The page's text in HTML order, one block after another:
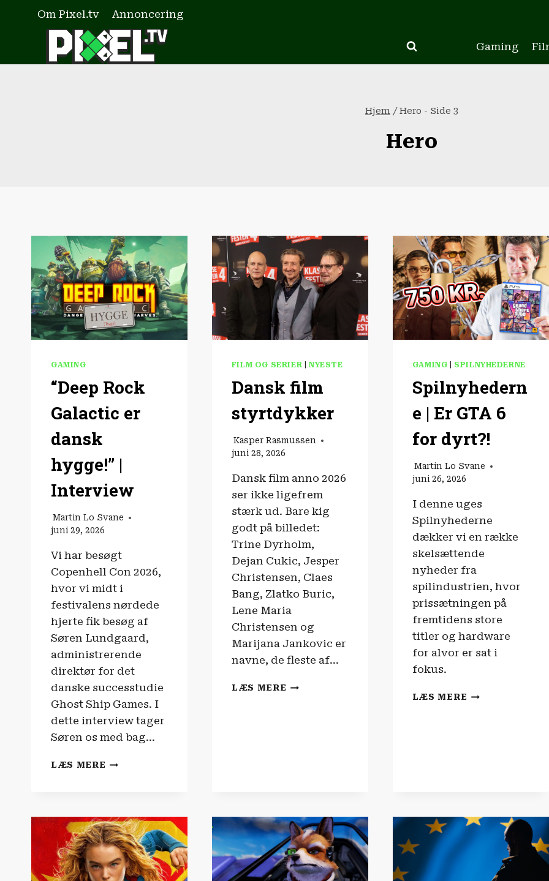
Fortsæt
Om Pixel.tv Annoncering
Gaming
Hjem / Hero - Side 3
Hero
GAMING
“Deep Rock
Galactic er
dansk
hygge!” |
Interview
Martin Lo Svane
juni 29, 2026
Vi har besøgt
Copenhell Con 2026,
hvor vi midt i
festivalens nørdede
hjerte fik besøg af
Søren Lundgaard,
administrerende
direktør for det
danske successtudie
Ghost Ship Games. I
dette interview tager
Søren os med bag…
LÆS MERE “DEEP
HYGGE!”
|
INTERVIEW
FILM OG SERIER |NYESTE
Dansk film
styrtdykker
Kasper Rasmussen
juni 28, 2026
Dansk film anno 2026
ser ikke ligefrem
stærk ud. Bare kig
godt på billedet:
Trine Dyrholm,
Dejan Cukic, Jesper
Christensen, Claes
Bang, Zlatko Buric,
Lene Maria
Christensen og
Marijana Jankovic er
navne, de fleste af…
LÆS MERE DANSK
GAMING SPILNYHEDERNE
Spilnyhedern
e | Er GTA 6
for dyrt?!
Martin Lo Svane
juni 26, 2026
I denne uges
Spilnyhederne
dækker vi en række
skelsættende
nyheder fra
spilindustrien, hvor
prissætningen på
fremtidens store
titler og hardware
for alvor er sat i
fokus.
LÆS MERE